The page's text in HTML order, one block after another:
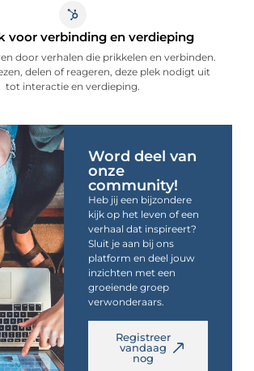
voor verbinding en verdieping
door verhalen die prikkelen en verbinden.
delen of reageren, deze plek nodigt uit
tot interactie en verdieping.
Word deel van
onze
community!
Heb jij een bijzondere
kijk op het leven of een
verhaal dat inspireert?
Sluit je aan bij ons
platform en deel jouw
inzichten met een
groeiende groep
verwonderaars.
Registreer
vandaag
nog